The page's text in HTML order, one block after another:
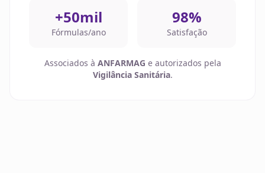
+50mil
Fórmulas/ano
98%
Satisfação
Associados à ANFARMAG e autorizados pela
Vigilância Sanitária.